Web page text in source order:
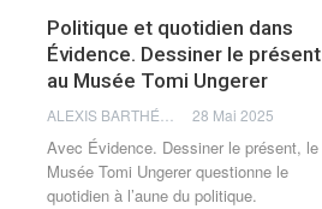
Politique et quotidien dans
Évidence. Dessiner le présent
au Musée Tomi Ungerer
28 Mai 2025
Avec Évidence. Dessiner le présent, le
Musée Tomi Ungerer questionne le
quotidien à l’aune du politique.